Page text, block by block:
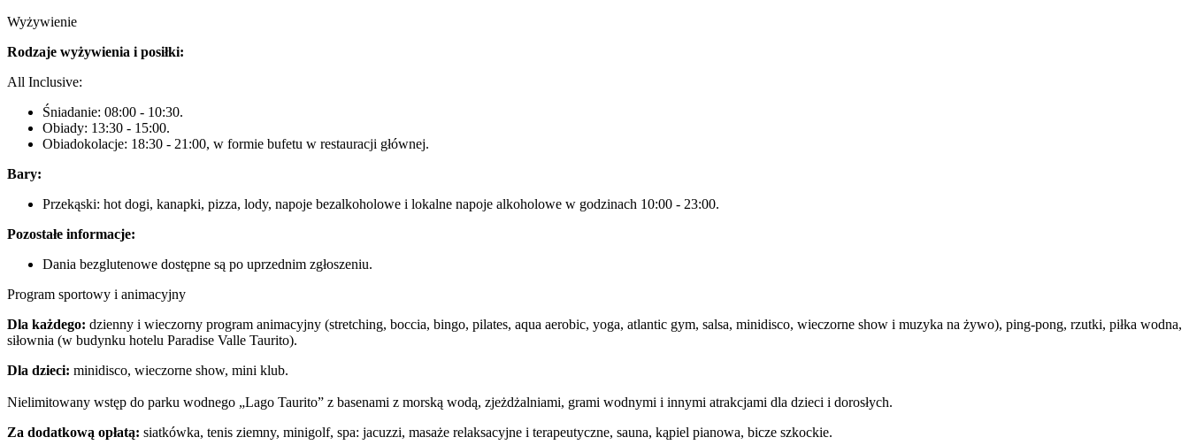
Wyżywienie
Rodzaje wyżywienia i posiłki:
All Inclusive:
Śniadanie: 08:00 - 10:30.
Obiady: 13:30 - 15:00.
Obiadokolacje: 18:30 - 21:00, w formie bufetu w restauracji głównej.
Bary:
Przekąski: hot dogi, kanapki, pizza, lody, napoje bezalkoholowe i lokalne napoje alkoholowe w godzinach 10:00 - 23:00.
Pozostałe informacje:
Dania bezglutenowe dostępne są po uprzednim zgłoszeniu.
Program sportowy i animacyjny
Dla każdego: dzienny i wieczorny program animacyjny (stretching, boccia, bingo, pilates, aqua aerobic, yoga, atlantic gym, salsa, minidisco, wieczorne show i muzyka na żywo), ping-pong, rzutki, piłka wodna,
siłownia (w budynku hotelu Paradise Valle Taurito).
Dla dzieci: minidisco, wieczorne show, mini klub.
Nielimitowany wstęp do parku wodnego „Lago Taurito” z basenami z morską wodą, zjeżdżalniami, grami wodnymi i innymi atrakcjami dla dzieci i dorosłych.
Za dodatkową opłatą: siatkówka, tenis ziemny, minigolf, spa: jacuzzi, masaże relaksacyjne i terapeutyczne, sauna, kąpiel pianowa, bicze szkockie.